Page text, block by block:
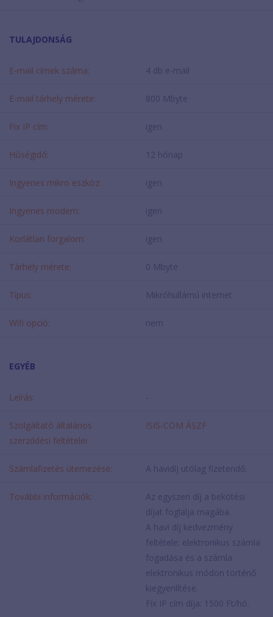
TULAJDONSÁG
E-mail címek száma: 4 db e-mail
E-mail tárhely mérete: 800 Mbyte
Fix IP cím: igen
Hűségidő: 12 hónap
Ingyenes mikro eszköz: igen
Ingyenes modem: igen
Korlátlan forgalom: igen
Tárhely mérete: 0 Mbyte
Típus: Mikróhullámú internet
Wifi opció: nem
EGYÉB
Leírás: -
Szolgáltató általános
szerződési feltételei:
ISIS-COM ÁSZF
Számlafizetés ütemezése: A havidíj utólag fizetendő.
További információk:
Az egyszeri díj a bekötési
díjat foglalja magába.
A havi díj kedvezmény
feltétele: elektronikus számla
fogadása és a számla
elektronikus módon történő
kiegyenlítése.
Fix IP cím díja: 1500 Ft/hó.